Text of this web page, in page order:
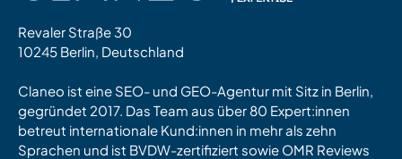
Revaler Straße 30
10245 Berlin, Deutschland
Claneo ist eine SEO- und GEO-Agentur mit Sitz in Berlin,
gegründet 2017. Das Team aus über 80 Expert:innen
betreut internationale Kund:innen in mehr als zehn
Sprachen und ist BVDW-zertifiziert sowie OMR Reviews